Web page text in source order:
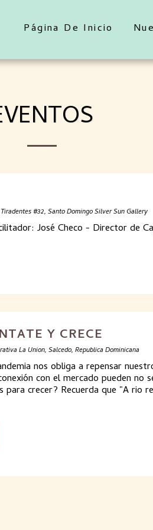
Página De Inicio
#32, Santo Domingo Silver Sun Gallery
José Checo - Director de
Y CRECE
La Union, Salcedo, Republica Dominicana
nos obliga a repensar
con el mercado pueden no
para crecer? Recuerda que "A rio